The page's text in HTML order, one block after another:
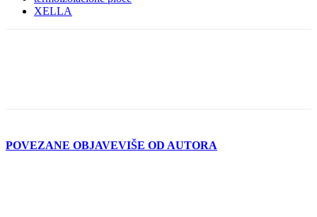
XELLA
POVEZANE OBJAVEVIŠE OD AUTORA